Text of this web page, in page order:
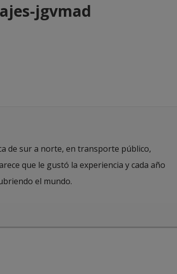
jgvmad
de sur a norte, en transporte público,
que le gustó la experiencia y cada año
el mundo.